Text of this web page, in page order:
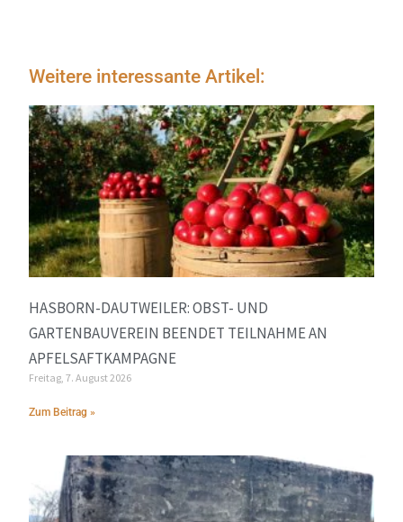
Weitere interessante Artikel:
HASBORN-DAUTWEILER: OBST- UND
GARTENBAUVEREIN BEENDET TEILNAHME AN
APFELSAFTKAMPAGNE
Freitag, 7. August 2026
Zum Beitrag »